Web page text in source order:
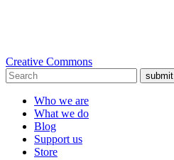
Creative Commons
submit
Who we are
What we do
Blog
Support us
Store